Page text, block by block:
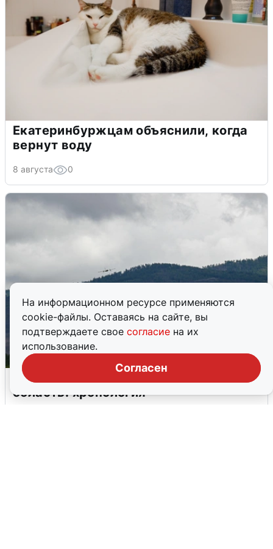
На информационном ресурсе применяются
cookie-файлы. Оставаясь на сайте, вы
подтверждаете свое согласие на их
использование.
Согласен
Екатеринбуржцам объяснили, когда
вернут воду
8 августа 0
Ночная атака БПЛА на Самарскую
область: хронология